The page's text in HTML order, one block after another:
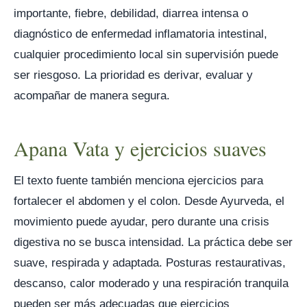
importante, fiebre, debilidad, diarrea intensa o
diagnóstico de enfermedad inflamatoria intestinal,
cualquier procedimiento local sin supervisión puede
ser riesgoso. La prioridad es derivar, evaluar y
acompañar de manera segura.
Apana Vata y ejercicios suaves
El texto fuente también menciona ejercicios para
fortalecer el abdomen y el colon. Desde Ayurveda, el
movimiento puede ayudar, pero durante una crisis
digestiva no se busca intensidad. La práctica debe ser
suave, respirada y adaptada. Posturas restaurativas,
descanso, calor moderado y una respiración tranquila
pueden ser más adecuadas que ejercicios